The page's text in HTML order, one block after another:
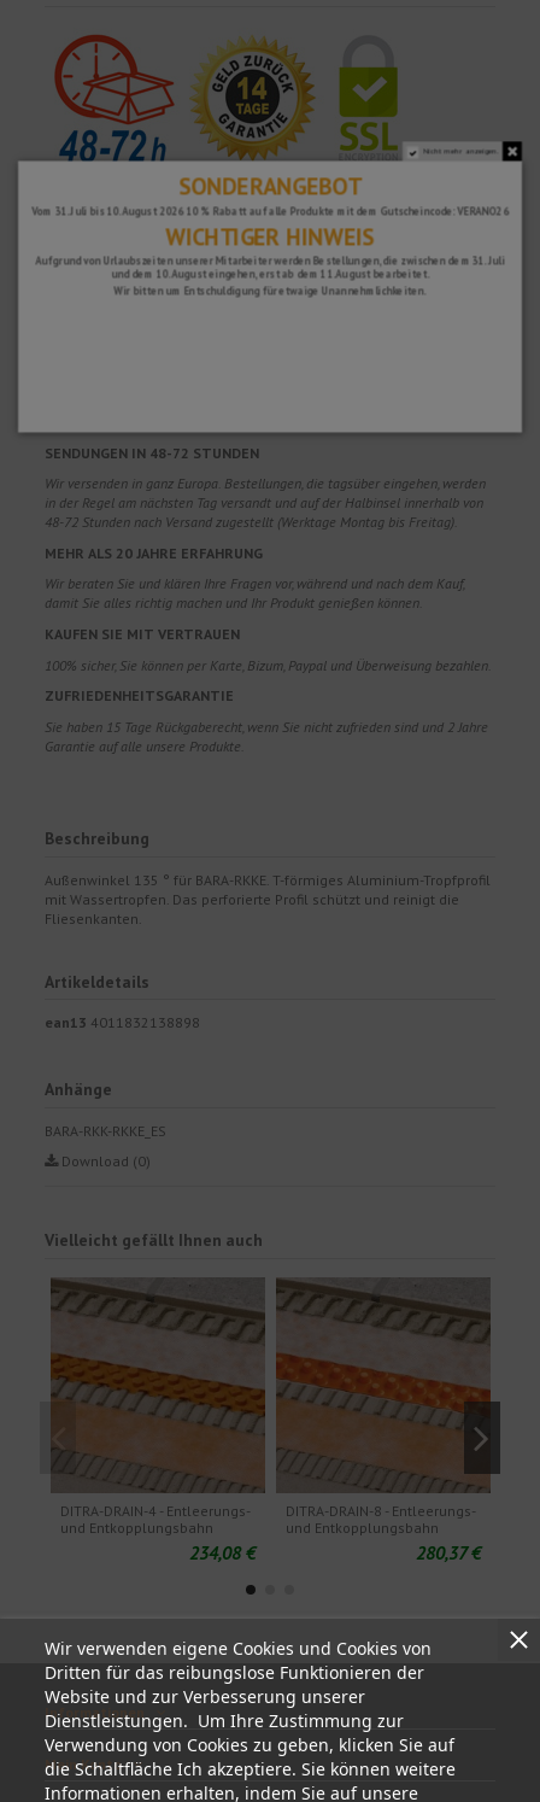
SENDUNGEN IN 48-72 STUNDEN
Wir versenden in ganz Europa. Bestellungen, die tagsüber eingehen, werden
in der Regel am nächsten Tag versandt und auf der Halbinsel innerhalb von
48-72 Stunden nach Versand zugestellt (Werktage Montag bis Freitag).
MEHR ALS 20 JAHRE ERFAHRUNG
Wir beraten Sie und klären Ihre Fragen vor, während und nach dem Kauf,
damit Sie alles richtig machen und Ihr Produkt genießen können.
KAUFEN SIE MIT VERTRAUEN
100% sicher, Sie können per Karte, Bizum, Paypal und Überweisung bezahlen.
ZUFRIEDENHEITSGARANTIE
Sie haben 15 Tage Rückgaberecht, wenn Sie nicht zufrieden sind und 2 Jahre
Garantie auf alle unsere Produkte.
Beschreibung
Außenwinkel 135 ° für BARA-RKKE. T-förmiges Aluminium-Tropfprofil
mit Wassertropfen. Das perforierte Profil schützt und reinigt die
Fliesenkanten.
Artikeldetails
ean13 4011832138898
Anhänge
BARA-RKK-RKKE_ES
Download (0)
Vielleicht gefällt Ihnen auch
DITRA-DRAIN-4 - Entleerungs-
und Entkopplungsbahn
234,08 €
DITRA-DRAIN-8 - Entleerungs-
und Entkopplungsbahn
280,37 €
Wir verwenden eigene Cookies und Cookies von
Dritten für das reibungslose Funktionieren der
Website und zur Verbesserung unserer
Dienstleistungen. Um Ihre Zustimmung zur
Verwendung von Cookies zu geben, klicken Sie auf
die Schaltfläche Ich akzeptiere. Sie können weitere
Informationen erhalten, indem Sie auf unsere
Informationen
Mein Konto
Nicht mehr anzeigen.
SONDERANGEBOT
Vom 31. Juli bis 10. August 2026 10 % Rabatt auf alle Produkte mit dem Gutscheincode: VERANO26
WICHTIGER HINWEIS
Aufgrund von Urlaubszeiten unserer Mitarbeiter werden Bestellungen, die zwischen dem 31. Juli
und dem 10. August eingehen, erst ab dem 11. August bearbeitet.
Wir bitten um Entschuldigung für etwaige Unannehmlichkeiten.